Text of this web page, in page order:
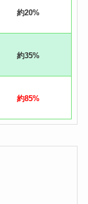
約20%
約35%
約85%